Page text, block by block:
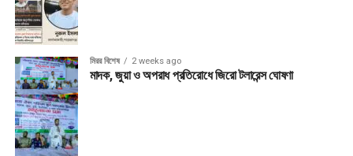
মিরর বিশেষ 2 weeks ago
মাদক, জুয়া ও অপরাধ প্রতিরোধে জিরো টলারেন্স ঘোষণা